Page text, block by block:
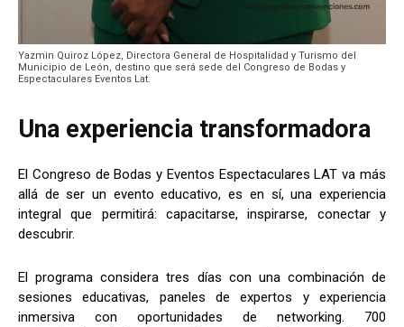
Yazmin Quiroz López, Directora General de Hospitalidad y Turismo del
Municipio de León, destino que será sede del Congreso de Bodas y
Espectaculares Eventos Lat.
Una experiencia transformadora
El Congreso de Bodas y Eventos Espectaculares LAT va más
allá de ser un evento educativo, es en sí, una experiencia
integral que permitirá: capacitarse, inspirarse, conectar y
descubrir.
El programa considera tres días con una combinación de
sesiones educativas, paneles de expertos y experiencia
inmersiva con oportunidades de networking. 700